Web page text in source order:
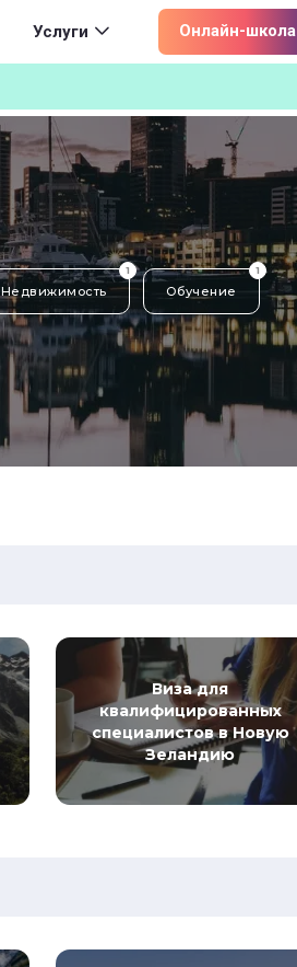
Услуги Онлайн-школа
Недвижимость
1
Обучение
1
Виза для
квалифицированных
специалистов в Новую
Зеландию